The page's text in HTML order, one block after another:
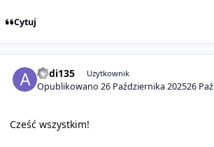
Cytuj
audi135 Użytkownik
Opublikowano26 Października 202526 Paź
Cześć wszystkim!